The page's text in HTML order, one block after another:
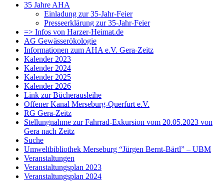
35 Jahre AHA
Einladung zur 35-Jahr-Feier
Presseerklärung zur 35-Jahr-Feier
=> Infos von Harzer-Heimat.de
AG Gewässerökologie
Informationen zum AHA e.V. Gera-Zeitz
Kalender 2023
Kalender 2024
Kalender 2025
Kalender 2026
Link zur Bücherausleihe
Offener Kanal Merseburg-Querfurt e.V.
RG Gera-Zeitz
Stellungnahme zur Fahrrad-Exkursion vom 20.05.2023 von
Gera nach Zeitz
Suche
Umweltbibliothek Merseburg “Jürgen Bernt-Bärtl” – UBM
Veranstaltungen
Veranstaltungsplan 2023
Veranstaltungsplan 2024